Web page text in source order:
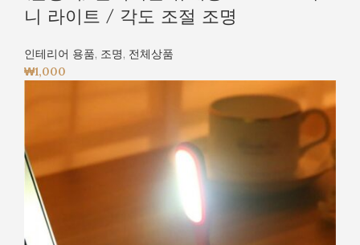
니 라이트 / 각도 조절 조명
인테리어 용품, 조명, 전체상품
₩1,000